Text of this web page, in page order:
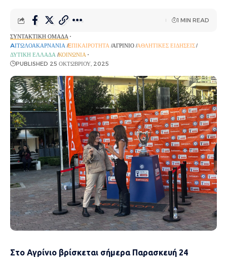
ΣΥΝΤΑΚΤΙΚΉ ΟΜΆΔΑ
AΙΤΩΛΟΑΚΑΡΝΑΝΊΑ EΠΙΚΑΙΡΌΤΗΤΑ ΑΓΡΊΝΙΟ ΑΘΛΗΤΙΚΈΣ ΕΙΔΉΣΕΙΣ
ΔΥΤΙΚΉ ΕΛΛΆΔΑ ΚΟΙΝΩΝΊΑ
PUBLISHED 25 ΟΚΤΩΒΡΊΟΥ, 2025
1 MIN READ
Στο Αγρίνιο βρίσκεται σήμερα Παρασκευή 24